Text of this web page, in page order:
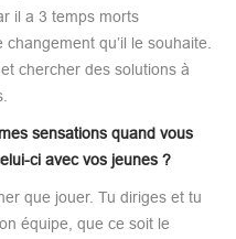
il a 3 temps morts
qu’il le souhaite.
chercher des solutions à
sensations quand vous
ci avec vos jeunes ?
que jouer. Tu diriges et tu
équipe, que ce soit le